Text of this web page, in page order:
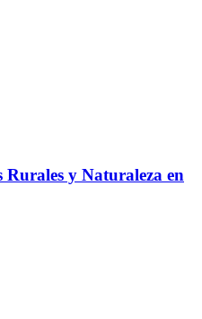
y Naturaleza en